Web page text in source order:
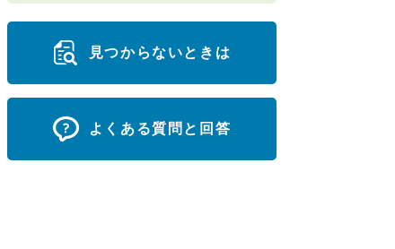
見つからないときは
よくある質問と回答